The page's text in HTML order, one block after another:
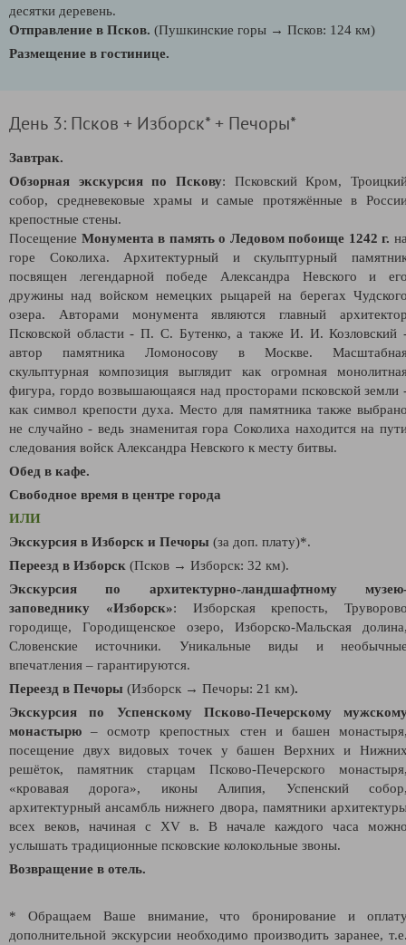
десятки деревень.
Отправление в Псков. (Пушкинские горы → Псков: 124 км)
Размещение в гостинице.
День 3: Псков + Изборск* + Печоры*
Завтрак.
Обзорная экскурсия по Пскову: Псковский Кром,
собор, средневековые храмы и самые протяжённые в
крепостные стены.
Посещение Монумента в память о Ледовом побоище 1242 г.
горе Соколиха.
Архитектурный и скульптурный
посвящен легендарной победе Александра Невского и
дружины над войском немецких рыцарей на берегах
озера. Авторами монумента являются главный
Псковской области - П. С. Бутенко, а также И. И. Козловский
автор памятника Ломоносову в Москве.
скульптурная композиция выглядит как огромная
фигура, гордо возвышающаяся над просторами псковской земли
как символ крепости духа. Место для памятника также
не случайно - ведь знаменитая гора Соколиха находится на
следования войск Александра Невского к месту битвы.
Обед в кафе.
Свободное время в центре города
ИЛИ
Экскурсия в Изборск и Печоры (за доп. плату)*.
Переезд в Изборск (Псков → Изборск: 32 км).
Экскурcия по архитектурно-ландшафтному
заповеднику «Изборск»: Изборская крепость,
городище, Городищенское озеро, Изборско-Мальская
Словенские источники. Уникальные виды и
впечатления – гарантируются.
Переезд в Печоры (Изборск → Печоры: 21 км).
Экскурсия по Успенскому Псково-Печерскому
монастырю – осмотр крепостных стен и башен
посещение двух видовых точек у башен Верхних и
решёток, памятник старцам Псково-Печерского
«кровавая дорога», иконы Алипия, Успенский
архитектурный ансамбль нижнего двора, памятники
всех веков, начиная с XV в. В начале каждого часа
услышать традиционные псковские колокольные звоны.
Возвращение в отель.
* Обращаем Ваше внимание, что бронирование и
дополнительной экскурсии необходимо производить заранее,